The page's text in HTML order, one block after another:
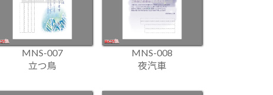
MNS-007
立つ鳥
MNS-008
夜汽車